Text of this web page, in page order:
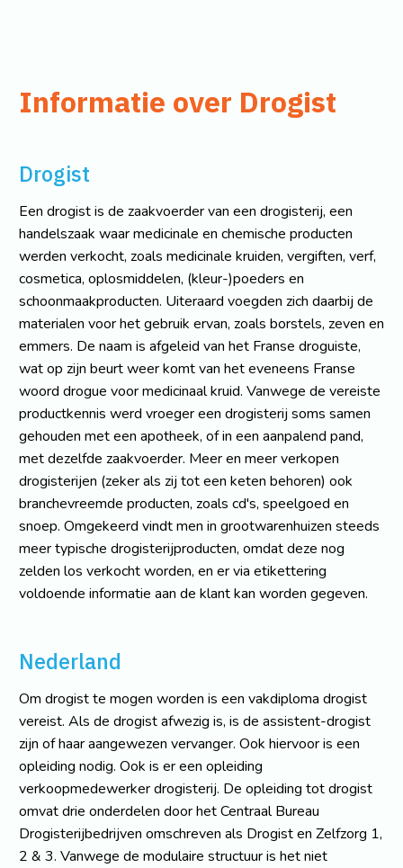
Informatie over Drogist
Drogist
Een drogist is de zaakvoerder van een drogisterij, een
handelszaak waar medicinale en chemische producten
werden verkocht, zoals medicinale kruiden, vergiften, verf,
cosmetica, oplosmiddelen, (kleur-)poeders en
schoonmaakproducten. Uiteraard voegden zich daarbij de
materialen voor het gebruik ervan, zoals borstels, zeven en
emmers. De naam is afgeleid van het Franse droguiste,
wat op zijn beurt weer komt van het eveneens Franse
woord drogue voor medicinaal kruid. Vanwege de vereiste
productkennis werd vroeger een drogisterij soms samen
gehouden met een apotheek, of in een aanpalend pand,
met dezelfde zaakvoerder. Meer en meer verkopen
drogisterijen (zeker als zij tot een keten behoren) ook
branchevreemde producten, zoals cd's, speelgoed en
snoep. Omgekeerd vindt men in grootwarenhuizen steeds
meer typische drogisterijproducten, omdat deze nog
zelden los verkocht worden, en er via etikettering
voldoende informatie aan de klant kan worden gegeven.
Nederland
Om drogist te mogen worden is een vakdiploma drogist
vereist. Als de drogist afwezig is, is de assistent-drogist
zijn of haar aangewezen vervanger. Ook hiervoor is een
opleiding nodig. Ook is er een opleiding
verkoopmedewerker drogisterij. De opleiding tot drogist
omvat drie onderdelen door het Centraal Bureau
Drogisterijbedrijven omschreven als Drogist en Zelfzorg 1,
2 & 3. Vanwege de modulaire structuur is het niet